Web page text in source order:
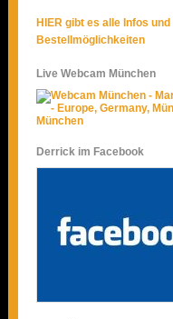
HIER gibt es alle Infos und
Bestellmöglichkeiten
Live Webcam München
München
Derrick im Facebook